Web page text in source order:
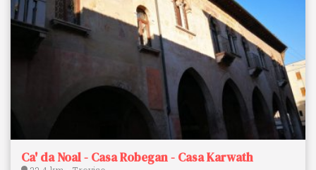
Ca' da Noal - Casa Robegan - Casa Karwath